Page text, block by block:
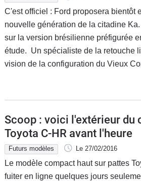
C'est officiel : Ford proposera bientôt
nouvelle génération de la citadine
sur la version brésilienne préfigurée
étude. Un spécialiste de la retouche
vision de la configuration du Vieux
Scoop : voici l'extérieur du
Toyota C-HR avant l'heure
Futurs modèles Le 27/02/2016
Le modèle compact haut sur pattes
fuiter en ligne quelques jours